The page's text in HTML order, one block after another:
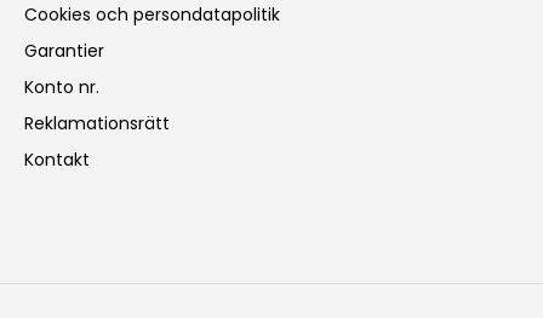
Cookies och persondatapolitik
Garantier
Konto nr.
Reklamationsrätt
Kontakt